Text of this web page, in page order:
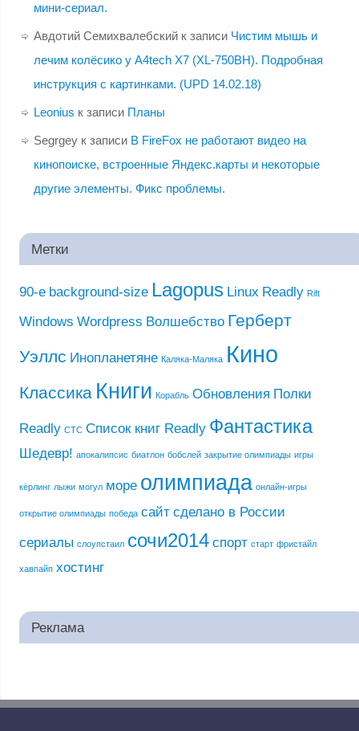
мини-сериал.
Авдотий Семихвалебскийк записи Чистим мышь и
лечим колёсико у A4tech X7 (XL-750BH). Подробная
инструкция с картинками. (UPD 14.02.18)
Leonius к записи Планы
Segrgeyк записи В FireFox не работают видео на
кинопоиске, встроенные Яндекс.карты и некоторые
другие элементы. Фикс проблемы.
Метки
90-е background-size Lagopus Linux Readly Rift
Windows Wordpress Волшебство Герберт
Уэллс Инопланетяне Каляка-Маляка Кино
Классика Книги Корабль Обновления Полки
Readly СТС Список книг Readly Фантастика
Шедевр! апокалипсис биатлон бобслей закрытие олимпиады игры
кёрлинг лыжи могул море олимпиада онлайн-игры
открытие олимпиады победа сайт сделано в России
сериалы слоупстаил сочи2014 спорт старт фристайл
хавпайп хостинг
Реклама